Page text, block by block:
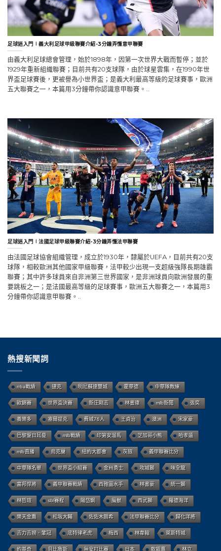
足球迷入門∣義大利足球甲級聯賽介紹-3分鐘弄懂意甲聯賽
由義大利足球總會管理，始於1898年，因第一次世界大戰而暫停；並於
1929年重新組織聯賽；目前共有20支球隊，由於球星雲集，在1990年世
界盃足球賽後，更被譽為小世界盃；是義大利最高等級的足球賽事，歐洲
五大聯賽之一，本篇用3分鐘帶你認識意甲聯賽。..
足球迷入門∣法國足球甲級聯賽介紹-3分鐘弄懂法甲聯賽
由法國足球協會組織管理，成立於1930年，隸屬於UEFA，目前共有20支
球隊，相較歐洲其他國家甲級聯賽，法甲較少出現一支超級強隊長期雄霸
聯賽；其中許多球員來自非洲第三世界國家，是非洲球員向歐洲發展的重
要跳板之一；是法國最高等級的足球賽事，歐洲五大聯賽之一，本篇用3
分鐘帶你認識意甲聯賽。..
熱搜新聞詞
nba戰績 捷克 明尼蘇達雙城 霍華德 中華隊教練
歐錦賽 世界盃決賽 新庄剛志 林書瑋 mlb新聞 張奕
養樂多 塞爾提克 費城76人 王貞治 澳洲 宋家豪
巴黎聖日耳曼 mlb戰績 印第安溜馬 芝加哥小熊 哈孝遠
mlb直播 烏克蘭 紐約大都會 灰狼 義甲聯賽比分
中華隊名單 世界盃小組賽 金州勇士 攻城獅 味全龍
富邦悍將 義甲聯賽戰績 西雅圖水手 林書豪 統一獅
林哲瑄 sbl賽程 陽岱鋼 魔獸 西武獅 羅德海洋
樂天金鷹 松坂大輔 佐佐木朗希 法甲聯賽比分 歸化洋將
吉力吉撈．鞏冠 底特律老虎 梅西 林韋翰 萊斯特城